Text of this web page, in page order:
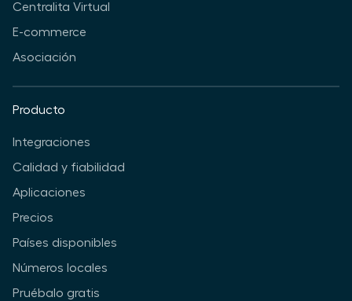
Centralita Virtual
E-commerce
Asociación
Producto
Integraciones
Calidad y fiabilidad
Aplicaciones
Precios
Países disponibles
Números locales
Pruébalo gratis